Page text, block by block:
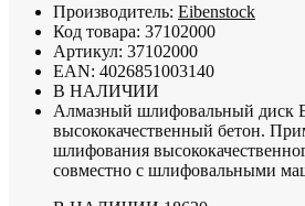
Производитель: Eibenstock
Код товара: 37102000
Артикул: 37102000
EAN: 4026851003140
В НАЛИЧИИ
Алмазный шлифовальный диск
высококачественный бетон.
шлифования
совместно с шлифовальными